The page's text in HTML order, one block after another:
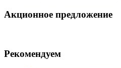
Акционное предложение
Рекомендуем